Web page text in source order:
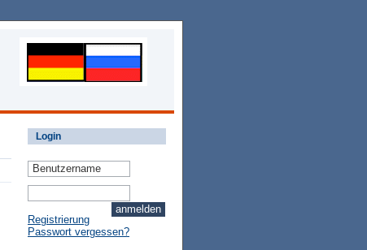
Login
Registrierung
Passwort vergessen?